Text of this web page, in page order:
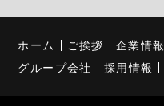
ホーム ご挨拶 企業情報
グループ会社
採用情報